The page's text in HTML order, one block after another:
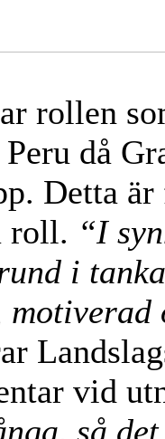
rollen
då
Detta
roll. “I
i
vid
så